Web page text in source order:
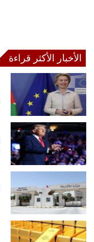
الأخبار الأكثر قراءة